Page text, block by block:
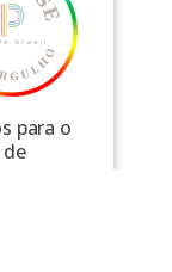
para o